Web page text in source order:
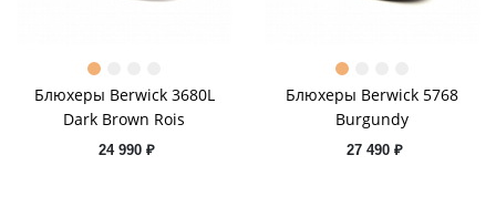
Блюхеры Berwick 3680L
Dark Brown Rois
24 990 ₽
Блюхеры Berwick 5768
Burgundy
27 490 ₽